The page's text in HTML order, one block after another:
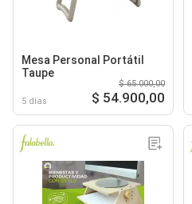
Mesa Personal Portátil
Taupe
5 días
$ 65.000,00
$ 54.900,00